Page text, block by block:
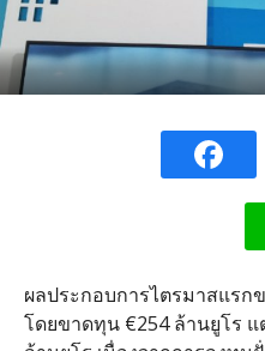
ผลประกอบการไตรมาสแรก
โดยขาดทุน €254 ล้านยูโร